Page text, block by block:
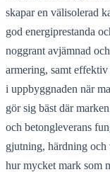
skapar en välisolerad
god energiprestanda
noggrant avjämnad
armering, samt
i uppbyggnaden när
gör sig bäst där
och betongleverans
gjutning, härdning och
hur mycket mark som